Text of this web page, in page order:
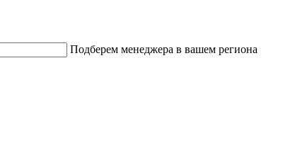
Подберем менеджера в вашем региона